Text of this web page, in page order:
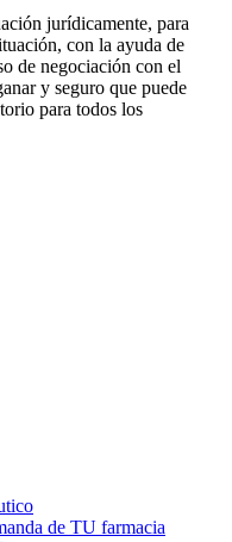
jurídicamente, para
con la ayuda de
de negociación con el
y seguro que puede
para todos los
de TU farmacia